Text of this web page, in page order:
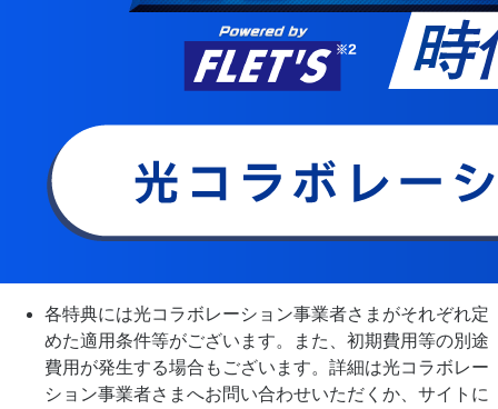
各特典には光コラボレーション事業者さまがそれぞれ定
めた適用条件等がございます。また、初期費用等の別途
費用が発生する場合もございます。詳細は光コラボレー
ション事業者さまへお問い合わせいただくか、サイトに